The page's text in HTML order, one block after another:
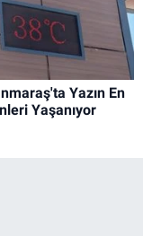
Yazın En
Yaşanıyor